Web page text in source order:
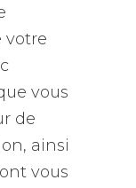
votre
vous
de
ainsi
vous